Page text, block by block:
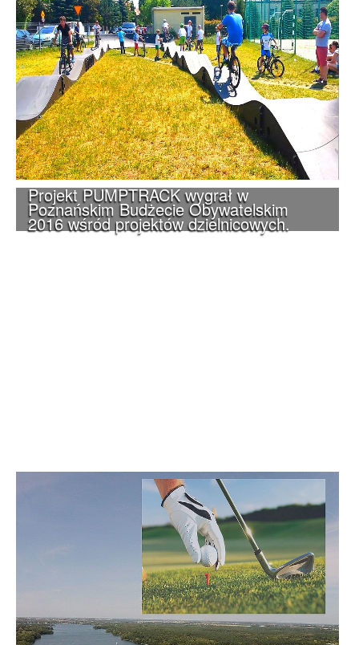
Projekt PUMPTRACK wygrał w
Poznańskim Budżecie Obywatelskim
2016 wśród projektów dzielnicowych.